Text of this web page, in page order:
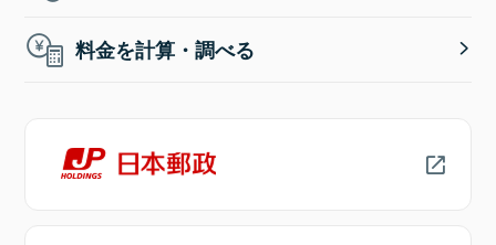
料金を計算・調べる